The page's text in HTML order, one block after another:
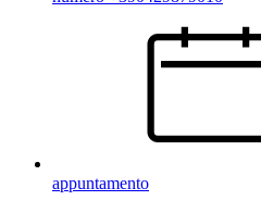
appuntamento